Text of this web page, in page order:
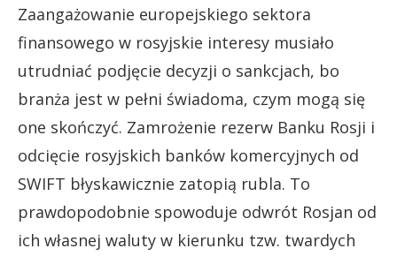
Zaangażowanie europejskiego sektora
finansowego w rosyjskie interesy musiało
utrudniać podjęcie decyzji o sankcjach, bo
branża jest w pełni świadoma, czym mogą się
one skończyć. Zamrożenie rezerw Banku Rosji i
odcięcie rosyjskich banków komercyjnych od
SWIFT błyskawicznie zatopią rubla. To
prawdopodobnie spowoduje odwrót Rosjan od
ich własnej waluty w kierunku tzw. twardych